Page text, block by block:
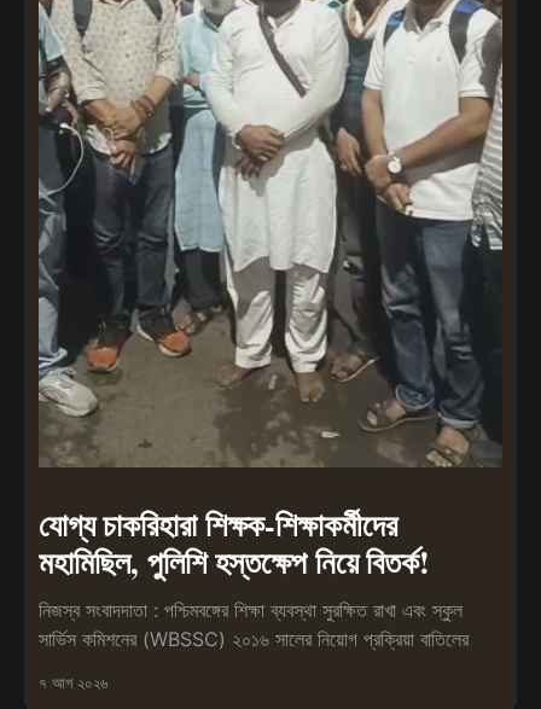
যোগ্য চাকরিহারা শিক্ষক-শিক্ষাকর্মীদের
মহামিছিল, পুলিশি হস্তক্ষেপ নিয়ে বিতর্ক!
নিজস্ব সংবাদদাতা : পশ্চিমবঙ্গের শিক্ষা ব্যবস্থা সুরক্ষিত রাখা এবং স্কুল
সার্ভিস কমিশনের (WBSSC) ২০১৬ সালের নিয়োগ প্রক্রিয়া বাতিলের
৭ আগ ২০২৬